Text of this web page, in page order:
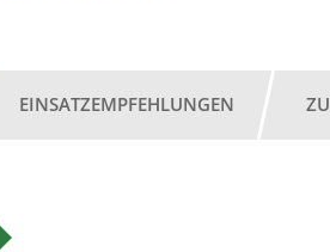
EINSATZEMPFEHLUNGEN